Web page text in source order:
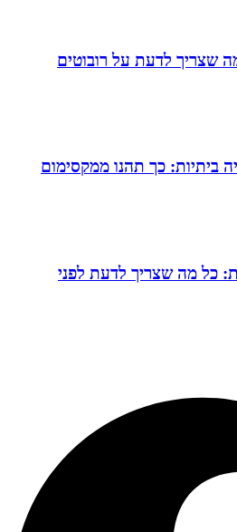
שצריך לדעת על רובוטים
ביתיות: כך תהנו ממקסימום
כל מה שצריך לדעת לפני